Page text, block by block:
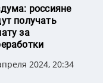
россияне
получать
за
2024, 20:34